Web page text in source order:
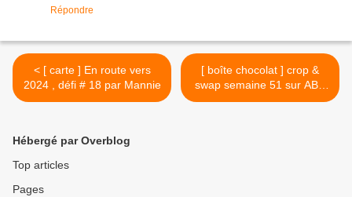
Répondre
< [ carte ] En route vers
2024 , défi # 18 par Mannie
[ boîte chocolat ] crop &
swap semaine 51 sur ABC
>
Hébergé par Overblog
Top articles
Pages